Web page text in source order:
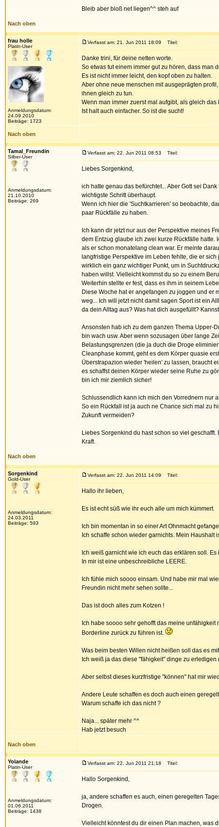
Bleib aber bloß net liegen^^ steh auf
Nach oben
frau holle
Platin-User
Anmeldungsdatum:
24.09.2010
Beiträge: 1723
Verfasst am: 21. Jun 2011 18:09 Titel:
Danke trini, für deine netten worte.
So etwas tut einem immer gut zu hören, dass man
Es ist nicht immer leicht, den kopf oben zu halten.
Aber ohne neue menschen mit ausgeprägten
ihnen gleich zu tun.
Wenn man immer zuerst mal aufgibt, als gleich
Ist halt auch einfacher. So ist die sucht!
Nach oben
Tamal_Freundin
Silber-User
Anmeldungsdatum:
21.10.2010
Beiträge: 269
Verfasst am: 22. Jun 2011 08:53 Titel:
Liebes Sorgenkind,
ich hatte genau das befürchtet... Aber Gott sei
wichtigste Schritt überhaupt.
Wenn ich hier die 'Suchtkarrieren' so beobachte,
paar Rückfälle zu haben.
Ich kann dir jetzt nur aus der Perspektive meines
dem Entzug glaube ich zwei kurze Rückfälle
als er schon monatelang clean war. Er meinte
langfristige Perspektive im Leben fehlte, die er
wirklich ein ganz wichtiger Punkt, um in
haben willst. Vielleicht kommst du so zu einem
Weiterhin stellte er fest, dass es ihm in seinem
Diese Woche hat er angefangen zu joggen und er
weg... Ich will jetzt nicht damit sagen Sport ist ein
da dein Alltag aus? Was hat dich ausgefüllt?
Ansonsten hab ich zu dem ganzen Thema Upper-
bin wach usw. Aber wenn sozusagen über lange
Belastungsgrenzen (die ja duch die Droge
Cleanphase kommt, geht es dem Körper quasie
Überstrapazion wieder 'heilen' zu lassen, braucht
es schaffst deinen Körper wieder seine Ruhe zu
bin ich mir ziemlich sicher!
Schlussendlich kann ich mich den Vorrednern nur
So ein Rückfall ist ja auch ne Chance sich mal zu
Zukunft vermeiden?
Liebes Sorgenkind du hast schon so viel
Kraft.
Nach oben
Sorgenkind
Gold-User
Anmeldungsdatum:
24.03.2011
Beiträge: 593
Verfasst am: 22. Jun 2011 14:09 Titel:
Hallo ihr lieben,
Es ist echt süß wie ihr euch alle um mich kümmert.
Ich bin momentan in so einer Art Ohnmacht
Ich schaffe schon wieder garnichts. Mein
Ich weiß garnicht wie ich euch das erklären soll.
In mir ist eine unbeschreibliche LEERE.
Ich fühle mich soooo einsam. Und habe mir mal
Freundin nicht mehr sehen sollte...
Das ist doch alles zum Kotzen !
Ich habe soooo sehr gehofft das meine
Borderline zurück zu führen ist.
Was beim besten Willen nicht heißen soll das es
Ich weiß ja das diese "fähigkeit" dinge zu
Aber selbst dieses kurzfristige "können" hat mir
Andere Leute schaffen es doch auch einen
Warum schaffe ich das nicht ?
Naja... später mehr ^^
Hab jetzt besuch
Nach oben
Yolande
Platin-User
Anmeldungsdatum:
01.06.2011
Beiträge: 1438
Verfasst am: 22. Jun 2011 21:18 Titel:
Hallo Sorgenkind,
ja, andere schaffen es auch, einen geregelten
Drogen.
Vielleicht könntest du dir einen Plan machen, was